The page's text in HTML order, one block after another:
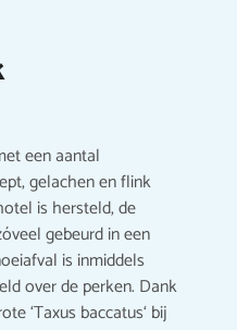
een aantal
gelachen en flink
is hersteld, de
gebeurd in een
is inmiddels
over de perken. Dank
‘Taxus baccatus‘ bij